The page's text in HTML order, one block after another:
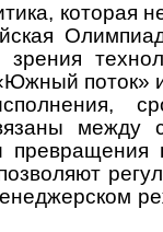
которая
поток»
превращения